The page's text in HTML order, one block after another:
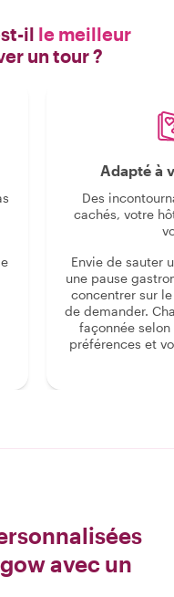
il le meilleur
un tour ?
Adapté à
Des
cachés, votre
Envie de sauter
une pause
concentrer sur
de demander.
façonnée
préférences et
avec un